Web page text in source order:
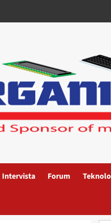
Intervista Forum